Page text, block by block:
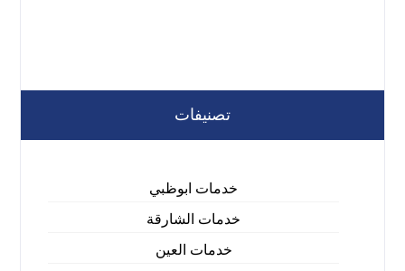
تصنيفات
خدمات ابوظبي
خدمات الشارقة
خدمات العين